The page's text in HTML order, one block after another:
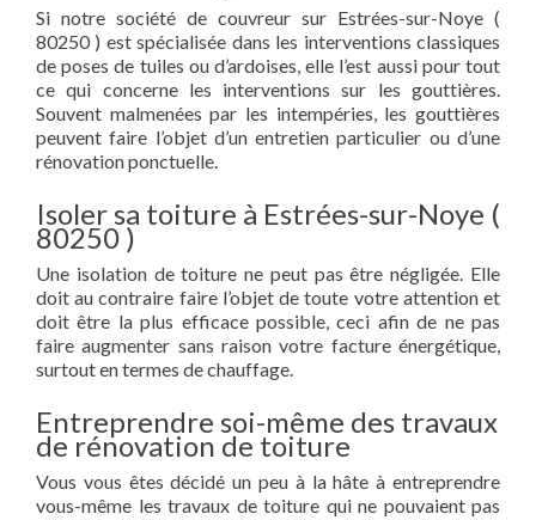
Si notre société de couvreur sur Estrées-sur-Noye (
80250 ) est spécialisée dans les interventions classiques
de poses de tuiles ou d’ardoises, elle l’est aussi pour tout
ce qui concerne les interventions sur les gouttières.
Souvent malmenées par les intempéries, les gouttières
peuvent faire l’objet d’un entretien particulier ou d’une
rénovation ponctuelle.
Isoler sa toiture à Estrées-sur-Noye (
80250 )
Une isolation de toiture ne peut pas être négligée. Elle
doit au contraire faire l’objet de toute votre attention et
doit être la plus efficace possible, ceci afin de ne pas
faire augmenter sans raison votre facture énergétique,
surtout en termes de chauffage.
Entreprendre soi-même des travaux
de rénovation de toiture
Vous vous êtes décidé un peu à la hâte à entreprendre
vous-même les travaux de toiture qui ne pouvaient pas